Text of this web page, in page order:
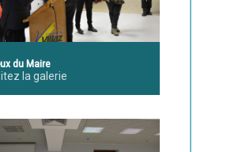
du Maire
la galerie